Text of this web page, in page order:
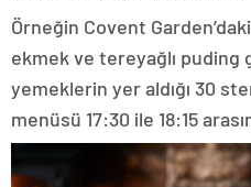
Örneğin Covent
ekmek ve tereyağlı puding
yemeklerin yer aldığı 30
menüsü 17:30 ile 18:15